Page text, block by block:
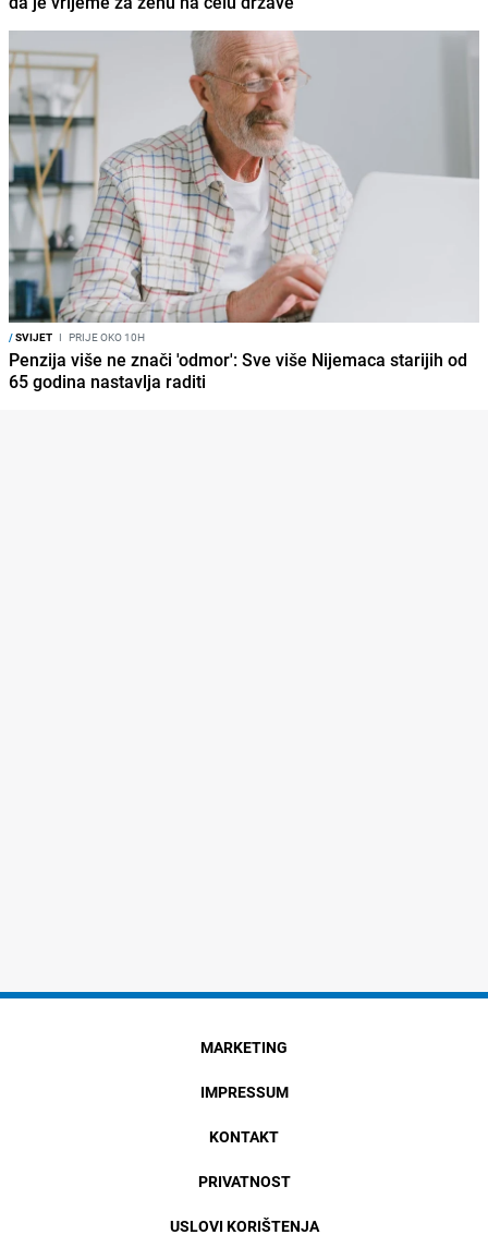
/SVIJET I PRIJE OKO 10H
Penzija više ne znači 'odmor': Sve više Nijemaca starijih od
65 godina nastavlja raditi
MARKETING
IMPRESSUM
KONTAKT
PRIVATNOST
USLOVI KORIŠTENJA